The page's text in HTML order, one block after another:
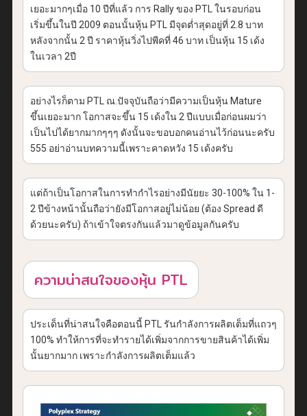
เยอะมากๆเมื่อ 10 ปีที่แล้ว การ Rally ของ PTL ในรอบก่อน
เริ่มขึ้นในปี 2009 ตอนนั้นหุ้น PTL มีจุดต่ำสุดอยู่ที่ 2.8 บาท
หลังจากนั้น 2 ปี ราคาหุ้นวิ่งไปพีคที่ 46 บาท เป็นหุ้น 15 เด้ง
ในเวลา 2ปี
อย่างไรก็ตาม PTL ณ.ปัจจุบันถือว่ามีความเป็นหุ้น Mature
ขึ้นเยอะมาก โอกาสจะขึ้น 15 เด้งใน 2 ปีแบบเมื่อก่อนผมว่า
เป็นไปได้ยากมากๆๆๆ ดังนั้นจะขอบอกคนอ่านไว้ก่อนนะครับ
555 อย่าอ่านบทความนี้เพราะคาดหวัง 15 เด้งครับ
แต่ถ้าเป็นโอกาสในการทำกำไรอย่างมีนัยยะ 30-100% ใน 1-
2 ปีข้างหน้านั้นถือว่ายังมีโอกาสอยู่ไม่น้อย (ต้อง Spread ดี
ด้วยนะครับ) ถ้าเข้าใจตรงกันแล้วมาดูข้อมูลกันครับ
ความน่าสนใจของหุ้น PTL
ประเด็นที่น่าสนใจคือตอนนี้ PTL รันกำลังการผลิตเต็มที่แถวๆ
100% ทำให้การที่จะทำรายได้เพิ่มจากการขายสินค้าได้เพิ่ม
นั้นยากมาก เพราะกำลังการผลิตเต็มแล้ว